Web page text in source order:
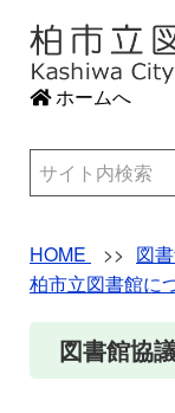
ホームへ
HOME
図
柏市立図書館に
図書館協